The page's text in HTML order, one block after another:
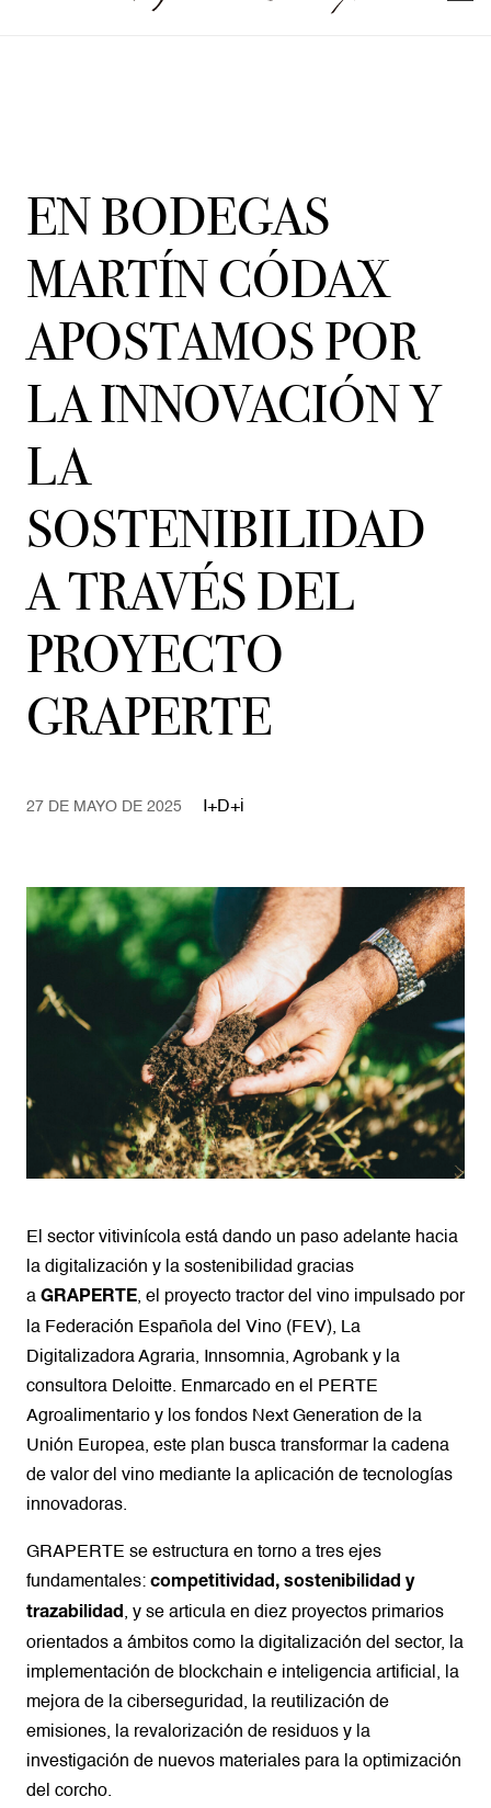
EN BODEGAS
MARTÍN CÓDAX
APOSTAMOS POR
LA INNOVACIÓN Y
LA
SOSTENIBILIDAD
A TRAVÉS DEL
PROYECTO
GRAPERTE
27 DE MAYO DE 2025 I+D+i
El sector vitivinícola está dando un paso adelante hacia
la digitalización y la sostenibilidad gracias
a GRAPERTE, el proyecto tractor del vino impulsado por
la Federación Española del Vino (FEV), La
Digitalizadora Agraria, Innsomnia, Agrobank y la
consultora Deloitte. Enmarcado en el PERTE
Agroalimentario y los fondos Next Generation de la
Unión Europea, este plan busca transformar la cadena
de valor del vino mediante la aplicación de tecnologías
innovadoras.
GRAPERTE se estructura en torno a tres ejes
fundamentales: competitividad, sostenibilidad y
trazabilidad, y se articula en diez proyectos primarios
orientados a ámbitos como la digitalización del sector, la
implementación de blockchain e inteligencia artificial, la
mejora de la ciberseguridad, la reutilización de
emisiones, la revalorización de residuos y la
investigación de nuevos materiales para la optimización
del corcho.